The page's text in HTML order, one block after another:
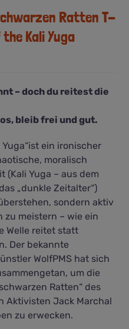
Ratten T-
Kali Yuga
– doch du reitest die
bleib frei und gut.
Yuga“ist ein ironischer
moralisch
(Kali Yuga – aus dem
„dunkle Zeitalter“)
sondern aktiv
zu meistern – wie ein
Welle reitet statt
Der bekannte
WolfPMS hat sich
um die
Ratten“ des
Aktivisten Jack Marchal
zu erwecken.